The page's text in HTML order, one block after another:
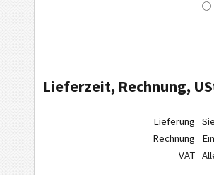
Lieferzeit, Rechnung,
Lieferung
Rechnung
VAT